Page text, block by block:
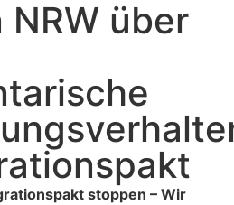
NRW über
stoppen – Wir